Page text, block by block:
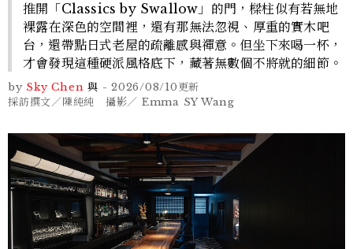
推開「Classics by Swallow」的門，樑柱似有若無地
裸露在深色的空間裡，還有那無法忽視、厚重的實木吧
台，還帶點日式老屋的疏離感與禪意。但坐下來喝一杯，
才會發現這種硬派風格底下，藏著無數個不將就的細節。
by Sky Chen 與 - 2026/08/10更新
採訪撰文／陳純純 攝影／ Emma SY Wang